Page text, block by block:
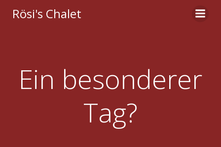
Rösi's Chalet
Ein besonderer
Tag?